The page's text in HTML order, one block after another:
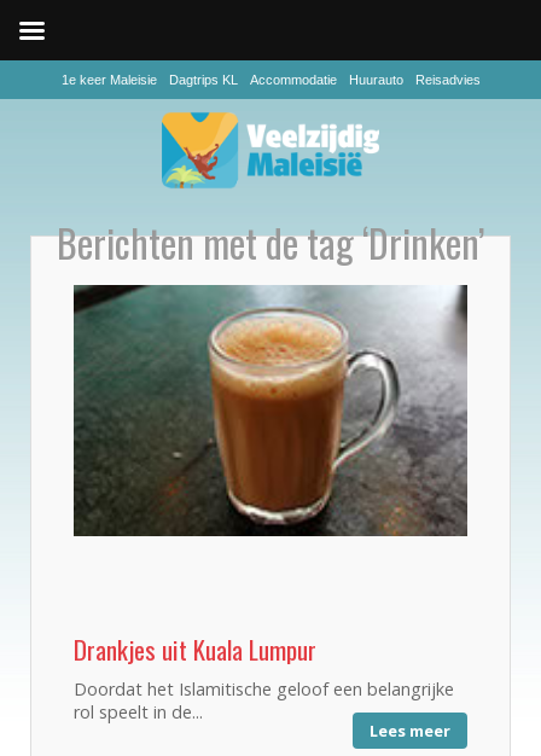
1e keer Maleisie Dagtrips KL Accommodatie Huurauto Reisadvies
Berichten met de tag ‘Drinken’
Drankjes uit Kuala Lumpur
Doordat het Islamitische geloof een belangrijke
rol speelt in de...
Lees meer